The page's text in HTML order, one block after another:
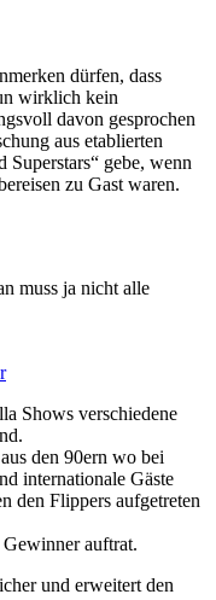
dürfen, dass
wirklich kein
davon gesprochen
aus etablierten
Superstars“ gebe, wenn
zu Gast waren.
muss ja nicht alle
Shows verschiedene
den 90ern wo bei
internationale Gäste
den Flippers aufgetreten
auftrat.
und erweitert den